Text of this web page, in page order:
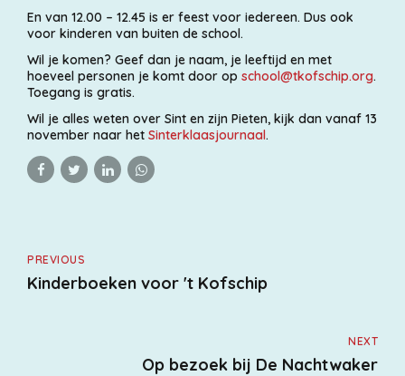
En van 12.00 – 12.45 is er feest voor iedereen. Dus ook
voor kinderen van buiten de school.
Wil je komen? Geef dan je naam, je leeftijd en met
hoeveel personen je komt door op school@tkofschip.org.
Toegang is gratis.
Wil je alles weten over Sint en zijn Pieten, kijk dan vanaf 13
november naar het Sinterklaasjournaal.
PREVIOUS
Kinderboeken voor 't Kofschip
NEXT
Op bezoek bij De Nachtwaker